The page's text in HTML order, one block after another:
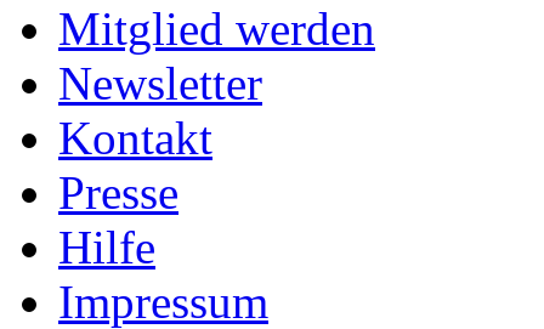
Mitglied werden
Newsletter
Kontakt
Presse
Hilfe
Impressum